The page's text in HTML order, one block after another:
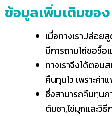
ข้อมูลเพิ่มเติมของ
เมื่อทางเราปล่อย
มีการถามไถ่ขอซื้อ
ทางเราจึงได้ตอบ
คืนทุนไว เพราะค่า
ซึ่งสามารถคืนทุนภ
ต้มชา,ไข่มุกและวิ